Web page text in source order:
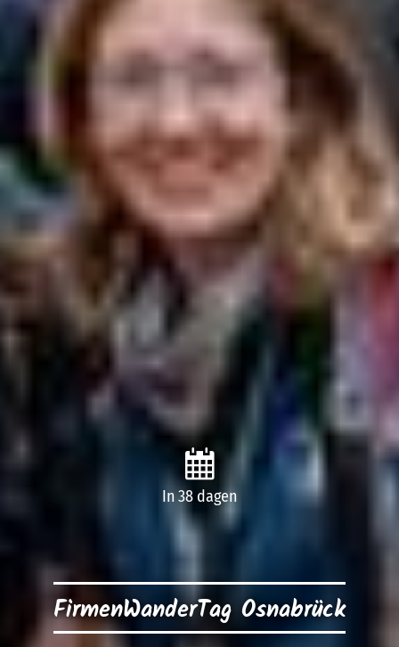
In 38 dagen
FirmenWanderTag Osnabrück